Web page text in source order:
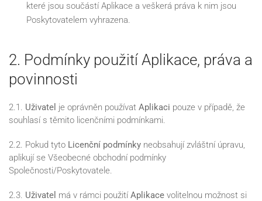
které jsou součástí Aplikace a veškerá práva k nim jsou
Poskytovatelem vyhrazena.
2. Podmínky použití Aplikace, práva a
povinnosti
2.1. Uživatel je oprávněn používat Aplikaci pouze v případě, že
souhlasí s těmito licenčními podmínkami.
2.2. Pokud tyto Licenční podmínky neobsahují zvláštní úpravu,
aplikují se Všeobecné obchodní podmínky
Společnosti/Poskytovatele.
2.3. Uživatel má v rámci použití Aplikace volitelnou možnost si